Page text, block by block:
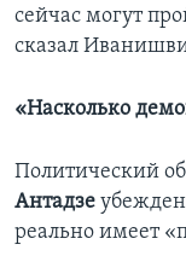
сейчас могут
сказал
«Насколько
Политический
Антадзе
реально имеет